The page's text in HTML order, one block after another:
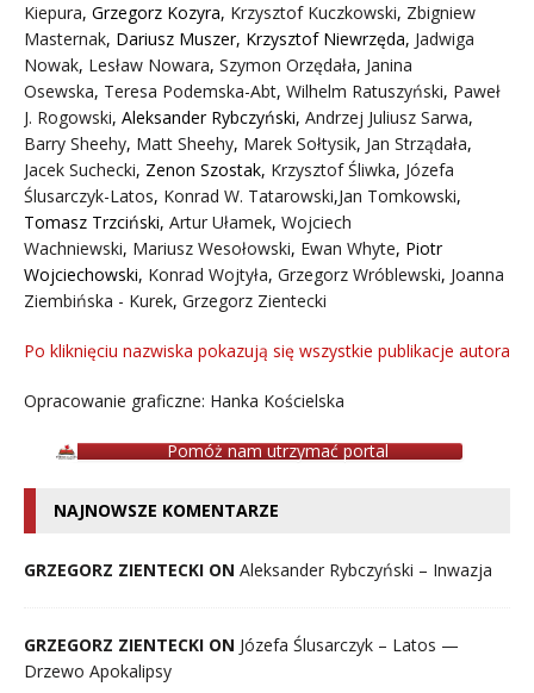
Kiepura, Grzegorz Kozyra, Krzysztof Kuczkowski, Zbigniew
Masternak, Dariusz Muszer, Krzysztof Niewrzęda, Jadwiga
Nowak, Lesław Nowara, Szymon Orzędała, Janina
Osewska, Teresa Podemska-Abt, Wilhelm Ratuszyński, Paweł
J. Rogowski, Aleksander Rybczyński, Andrzej Juliusz Sarwa,
Barry Sheehy, Matt Sheehy, Marek Sołtysik, Jan Strządała,
Jacek Suchecki, Zenon Szostak, Krzysztof Śliwka, Józefa
Ślusarczyk-Latos, Konrad W. Tatarowski,Jan Tomkowski,
Tomasz Trzciński, Artur Ułamek, Wojciech
Wachniewski, Mariusz Wesołowski, Ewan Whyte, Piotr
Wojciechowski, Konrad Wojtyła, Grzegorz Wróblewski, Joanna
Ziembińska - Kurek, Grzegorz Zientecki
Po kliknięciu nazwiska pokazują się wszystkie publikacje autora
Opracowanie graficzne: Hanka Kościelska
Pomóż nam utrzymać portal
NAJNOWSZE KOMENTARZE
GRZEGORZ ZIENTECKI ON Aleksander Rybczyński – Inwazja
GRZEGORZ ZIENTECKI ON Józefa Ślusarczyk – Latos —
Drzewo Apokalipsy